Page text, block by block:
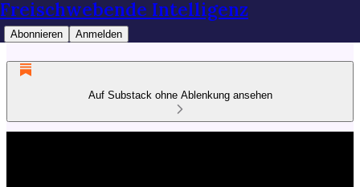
Freischwebende Intelligenz
Abonnieren Anmelden
Auf Substack ohne Ablenkung ansehen